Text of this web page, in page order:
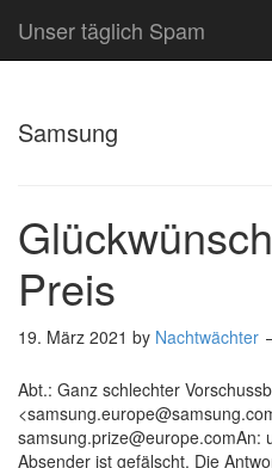
Unser täglich Spam
Samsung
Preis
19. März 2021 by Nachtwächter
Abt.: Ganz schlechter
samsung.prize@europe.comAn:
Absender ist gefälscht. Die